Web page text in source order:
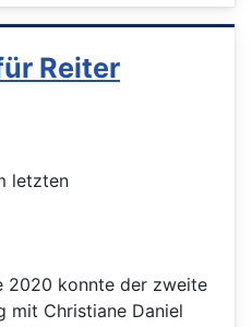
Reiter
letzten
2020 konnte der zweite
mit Christiane Daniel